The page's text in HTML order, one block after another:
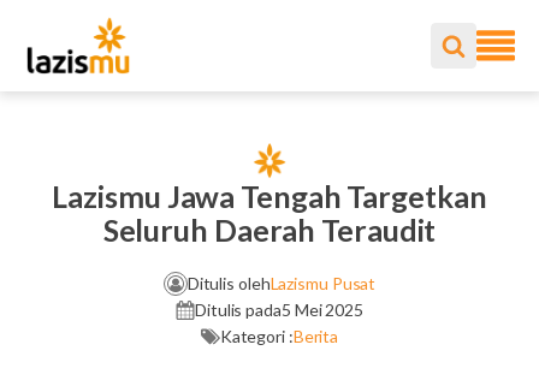
Lazismu Jawa Tengah Targetkan
Seluruh Daerah Teraudit
Ditulis olehLazismu Pusat
Ditulis pada5 Mei 2025
Kategori :Berita